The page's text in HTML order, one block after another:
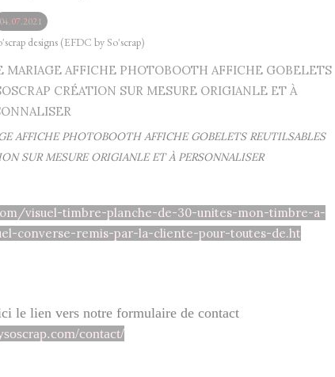
04.07.2021
designs (EFDC by So'scrap)
AFFICHE PHOTOBOOTH AFFICHE GOBELETS REUTILSABLES
SUR MESURE ORIGIANLE ET À PERSONNALISER
visuel-timbre-planche-de-30-unites-mon-timbre-a-
converse-remis-par-la-cliente-pour-toutes-de.ht
le lien vers notre formulaire de contact
contact/